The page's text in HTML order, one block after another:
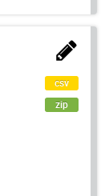
csv
zip